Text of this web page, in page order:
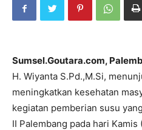
Sumsel.Goutara.com,
H. Wiyanta S.Pd.,M.Si,
meningkatkan kesehatan
kegiatan pemberian susu
II Palembang pada hari Kamis